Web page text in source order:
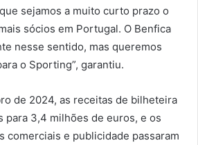
sejamos a muito curto prazo o
sócios em Portugal. O Benfica
nesse sentido, mas queremos
o Sporting”, garantiu.
de 2024, as receitas de bilheteira
para 3,4 milhões de euros, e os
comerciais e publicidade passaram